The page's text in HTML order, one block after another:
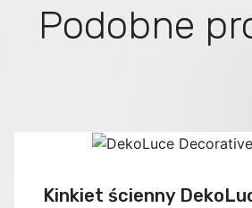
Podobne
Kinkiet ścienny